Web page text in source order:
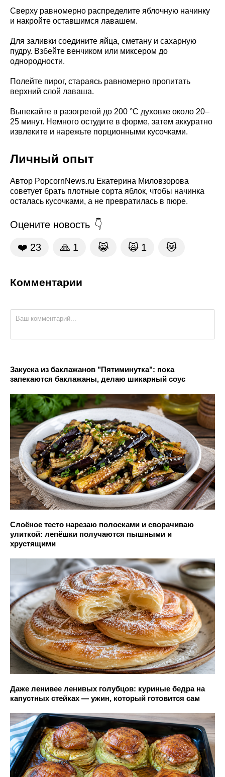
Сверху равномерно распределите яблочную начинку
и накройте оставшимся лавашем.
Для заливки соедините яйца, сметану и сахарную
пудру. Взбейте венчиком или миксером до
однородности.
Полейте пирог, стараясь равномерно пропитать
верхний слой лаваша.
Выпекайте в разогретой до 200 °C духовке около 20–
25 минут. Немного остудите в форме, затем аккуратно
извлеките и нарежьте порционными кусочками.
Личный опыт
Автор PopcornNews.ru Екатерина Миловзорова
советует брать плотные сорта яблок, чтобы начинка
осталась кусочками, а не превратилась в пюре.
Оцените новость
❤️ 23 🙏 1 😹 🙀 1 😿
Комментарии
Закуска из баклажанов "Пятиминутка": пока
запекаются баклажаны, делаю шикарный соус
Слоёное тесто нарезаю полосками и сворачиваю
улиткой: лепёшки получаются пышными и
хрустящими
Даже ленивее ленивых голубцов: куриные бедра на
капустных стейках — ужин, который готовится сам